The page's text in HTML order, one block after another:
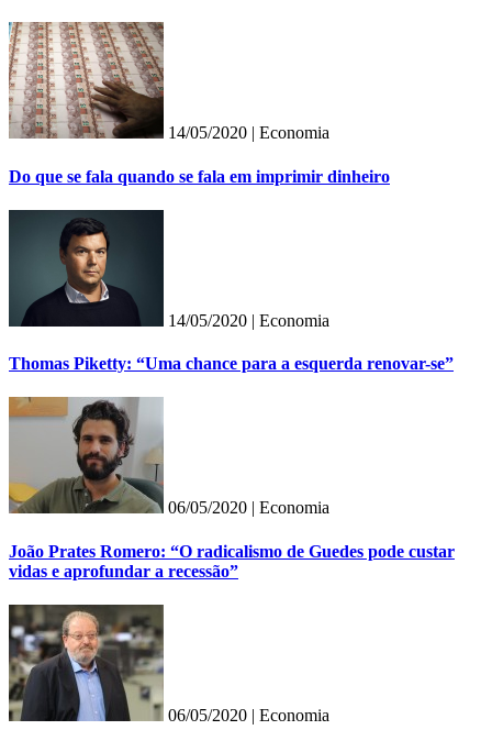
14/05/2020 | Economia
Do que se fala quando se fala em imprimir dinheiro
14/05/2020 | Economia
Thomas Piketty: “Uma chance para a esquerda renovar-se”
06/05/2020 | Economia
João Prates Romero: “O radicalismo de Guedes pode custar
vidas e aprofundar a recessão”
06/05/2020 | Economia